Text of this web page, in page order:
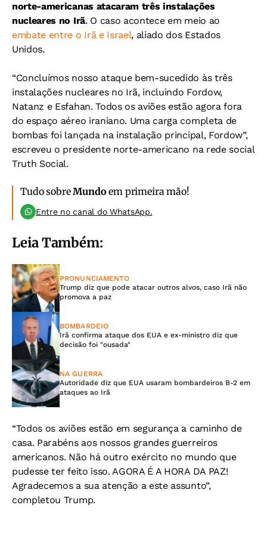
norte-americanas atacaram três instalações
nucleares no Irã. O caso acontece em meio ao
embate entre o Irã e Israel, aliado dos Estados
Unidos.
“Concluímos nosso ataque bem-sucedido às três
instalações nucleares no Irã, incluindo Fordow,
Natanz e Esfahan. Todos os aviões estão agora fora
do espaço aéreo iraniano. Uma carga completa de
bombas foi lançada na instalação principal, Fordow”,
escreveu o presidente norte-americano na rede social
Truth Social.
Tudo sobreMundo em primeira mão!
Entre no canal do WhatsApp.
Leia Também:
PRONUNCIAMENTO
Trump diz que pode atacar outros alvos, caso Irã não
promova a paz
BOMBARDEIO
Irã confirma ataque dos EUA e ex-ministro diz que
decisão foi "ousada"
NA GUERRA
Autoridade diz que EUA usaram bombardeiros B-2 em
ataques ao Irã
“Todos os aviões estão em segurança a caminho de
casa. Parabéns aos nossos grandes guerreiros
americanos. Não há outro exército no mundo que
pudesse ter feito isso. AGORA É A HORA DA PAZ!
Agradecemos a sua atenção a este assunto”,
completou Trump.